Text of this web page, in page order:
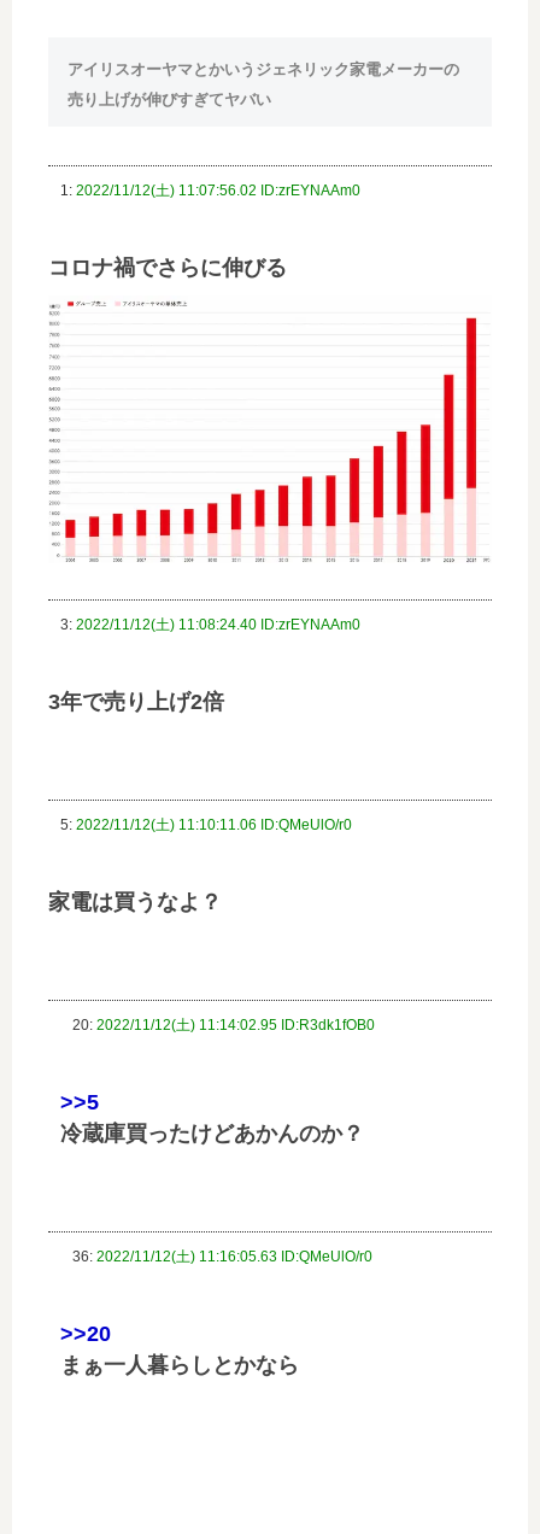
アイリスオーヤマとかいうジェネリック家電メーカーの
売り上げが伸びすぎてヤバい
1: 2022/11/12(土) 11:07:56.02 ID:zrEYNAAm0
コロナ禍でさらに伸びる
3: 2022/11/12(土) 11:08:24.40 ID:zrEYNAAm0
3年で売り上げ2倍
5: 2022/11/12(土) 11:10:11.06 ID:QMeUlO/r0
家電は買うなよ？
20: 2022/11/12(土) 11:14:02.95 ID:R3dk1fOB0
>>5
冷蔵庫買ったけどあかんのか？
36: 2022/11/12(土) 11:16:05.63 ID:QMeUlO/r0
>>20
まぁ一人暮らしとかなら